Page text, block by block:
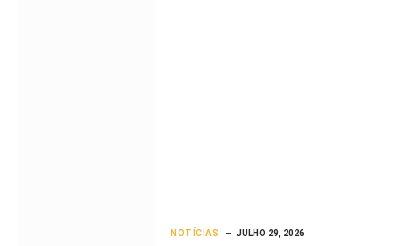
NOTÍCIAS JULHO 29, 2026